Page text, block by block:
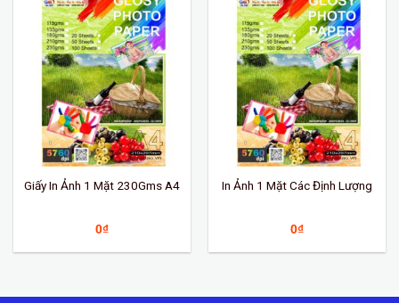
Giấy In Ảnh 1 Mặt 230Gms A4
0₫
In Ảnh 1 Mặt Các Định Lượng
0₫